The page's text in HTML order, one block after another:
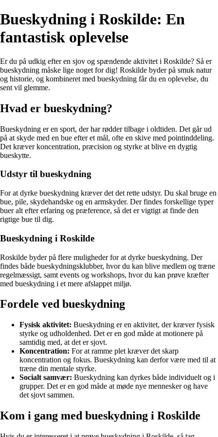
Bueskydning i Roskilde: En
fantastisk oplevelse
Er du på udkig efter en sjov og spændende aktivitet i Roskilde? Så er
bueskydning måske lige noget for dig! Roskilde byder på smuk natur
og historie, og kombineret med bueskydning får du en oplevelse, du
sent vil glemme.
Hvad er bueskydning?
Bueskydning er en sport, der har rødder tilbage i oldtiden. Det går ud
på at skyde med en bue efter et mål, ofte en skive med pointinddeling.
Det kræver koncentration, præcision og styrke at blive en dygtig
bueskytte.
Udstyr til bueskydning
For at dyrke bueskydning kræver det det rette udstyr. Du skal bruge en
bue, pile, skydehandske og en armskyder. Der findes forskellige typer
buer alt efter erfaring og præference, så det er vigtigt at finde den
rigtige bue til dig.
Bueskydning i Roskilde
Roskilde byder på flere muligheder for at dyrke bueskydning. Der
findes både bueskydningsklubber, hvor du kan blive medlem og træne
regelmæssigt, samt events og workshops, hvor du kan prøve kræfter
med bueskydning i et mere afslappet miljø.
Fordele ved bueskydning
Fysisk aktivitet: Bueskydning er en aktivitet, der kræver fysisk
styrke og udholdenhed. Det er en god måde at motionere på
samtidig med, at det er sjovt.
Koncentration: For at ramme plet kræver det skarp
koncentration og fokus. Bueskydning kan derfor være med til at
træne din mentale styrke.
Socialt samvær: Bueskydning kan dyrkes både individuelt og i
grupper. Det er en god måde at møde nye mennesker og have
det sjovt sammen.
Kom i gang med bueskydning i Roskilde